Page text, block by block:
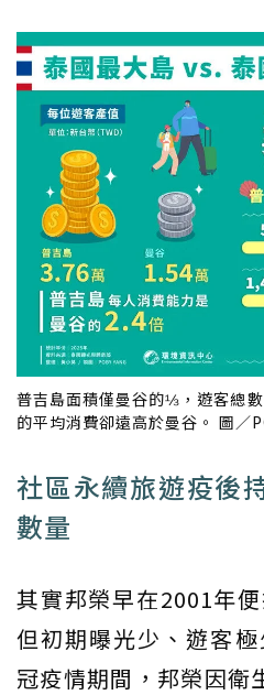
普吉島面積僅曼谷的⅓，遊客總
的平均消費卻遠高於曼谷。 圖／
社區永續旅遊疫後
數量
其實邦榮早在2001年
但初期曝光少、遊客
冠疫情期間，邦榮因衛